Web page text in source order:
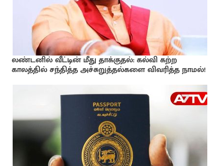
லண்டனில் வீட்டின் மீது தாக்குதல்: கல்வி கற்ற
காலத்தில் சந்தித்த அச்சுறுத்தல்களை விவரித்த நாமல்!